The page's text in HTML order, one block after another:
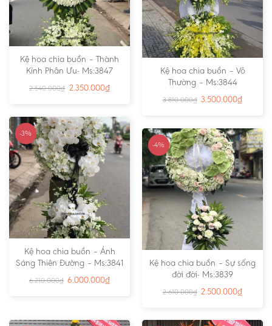
Kệ hoa chia buồn – Thành
Kính Phân Ưu- Ms:3847
2.540.000₫ 2.350.000₫
Kệ hoa chia buồn – Vô
Thường – Ms:3844
3.810.000₫ 3.500.000₫
-3%
Kệ hoa chia buồn – Ánh
Sáng Thiên Đường – Ms:3841
6.210.000₫ 6.000.000₫
-4%
Kệ hoa chia buồn – Sự sống
đời đời- Ms:3839
2.610.000₫ 2.500.000₫